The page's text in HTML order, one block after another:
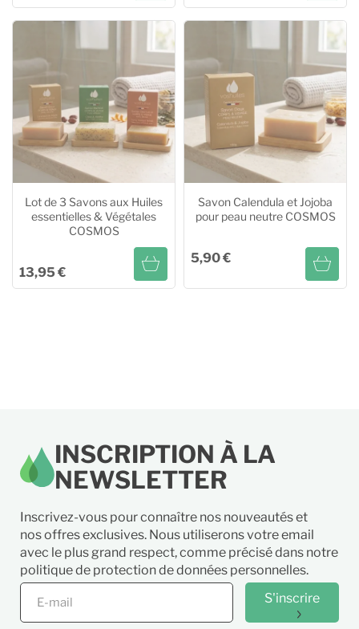
Base Lavante Neutre -
Ajouter au panier
Savon de Rasage COSMOS
Ajouter au panier
Lot de 3 Savons aux Huiles
essentielles & Végétales
COSMOS
13,95 €
Savon Calendula et Jojoba
pour peau neutre COSMOS
5,90 €
INSCRIPTION À LA
NEWSLETTER
Inscrivez-vous pour connaître nos nouveautés et
nos offres exclusives. Nous utiliserons votre email
avec le plus grand respect, comme précisé dans notre
politique de protection de données personnelles.
S'inscrire